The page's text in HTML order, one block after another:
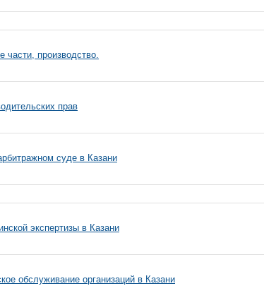
части, производство.
прав
суде в Казани
экспертизы в Казани
обслуживание организаций в Казани